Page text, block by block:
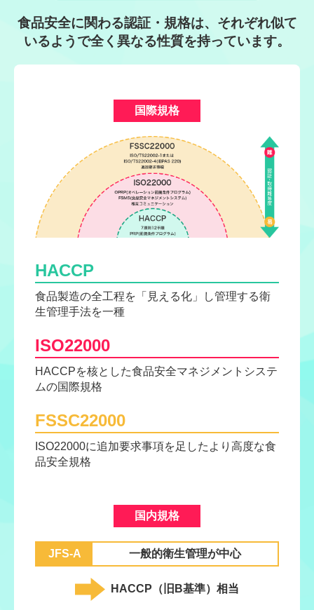
食品安全に関わる認証・規格は、それぞれ似て
いるようで全く異なる性質を持っています。
国際規格
HACCP
食品製造の全工程を「見える化」し管理する衛
生管理手法を一種
ISO22000
HACCPを核とした食品安全マネジメントシステ
ムの国際規格
FSSC22000
ISO22000に追加要求事項を足したより高度な食
品安全規格
国内規格
JFS-A 一般的衛生管理が中心
HACCP（旧B基準）相当